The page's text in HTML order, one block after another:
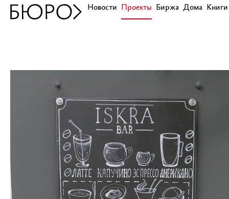
Новости Проекты Биржа Дома Книги